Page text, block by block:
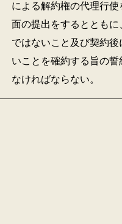
による解約権の代理行
面の提出をするととも
ではないこと及び契約
いことを確約する旨の
なければならない。